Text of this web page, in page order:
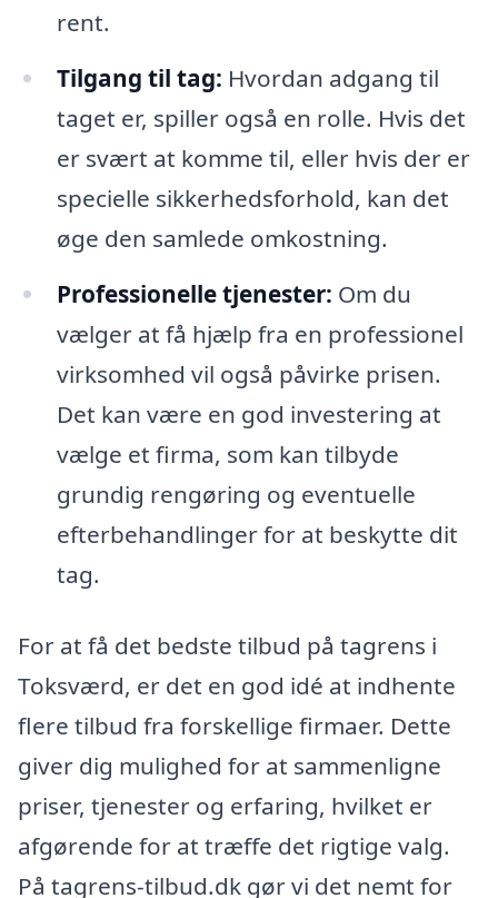
rent.
Tilgang til tag: Hvordan adgang til
taget er, spiller også en rolle. Hvis det
er svært at komme til, eller hvis der er
specielle sikkerhedsforhold, kan det
øge den samlede omkostning.
Professionelle tjenester: Om du
vælger at få hjælp fra en professionel
virksomhed vil også påvirke prisen.
Det kan være en god investering at
vælge et firma, som kan tilbyde
grundig rengøring og eventuelle
efterbehandlinger for at beskytte dit
tag.
For at få det bedste tilbud på tagrens i
Toksværd, er det en god idé at indhente
flere tilbud fra forskellige firmaer. Dette
giver dig mulighed for at sammenligne
priser, tjenester og erfaring, hvilket er
afgørende for at træffe det rigtige valg.
På tagrens-tilbud.dk gør vi det nemt for